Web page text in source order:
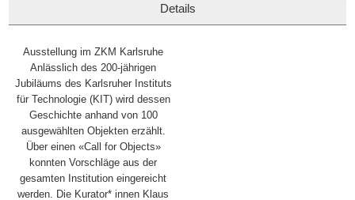
Details
Ausstellung im ZKM Karlsruhe
Anlässlich des 200-jährigen
Jubiläums des Karlsruher Instituts
für Technologie (KIT) wird dessen
Geschichte anhand von 100
ausgewählten Objekten erzählt.
Über einen «Call for Objects»
konnten Vorschläge aus der
gesamten Institution eingereicht
werden. Die Kurator* innen Klaus